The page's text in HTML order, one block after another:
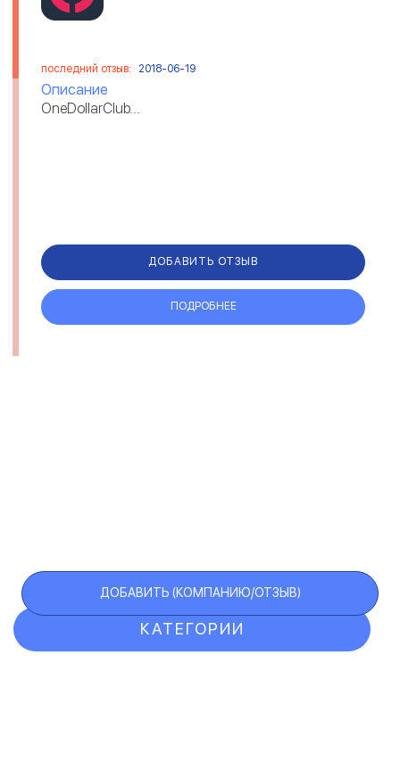
последний отзыв: 2018-06-19
Описание
OneDollarClub...
ДОБАВИТЬ ОТЗЫВ
ПОДРОБНЕЕ
КАТЕГОРИИ
ДОБАВИТЬ (КОМПАНИЮ/ОТЗЫВ)